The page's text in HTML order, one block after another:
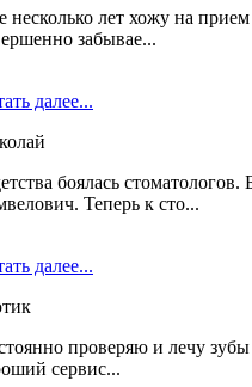
несколько лет хожу на
забывае...
далее...
боялась
Теперь к сто...
далее...
проверяю и лечу
сервис...